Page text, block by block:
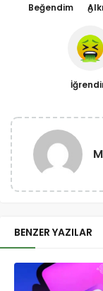
Beğendim 0
BENZER YAZILAR